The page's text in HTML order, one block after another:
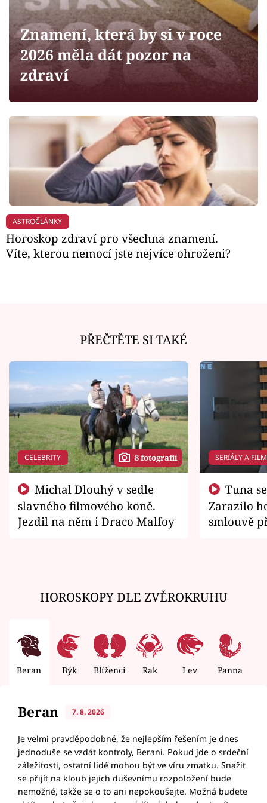
Sledujte prima+
Filmový festival Karlovy Vary
Mámy sobě
Přihlášení
Sledujte nás
Znamení, která by si v roce
2026 měla dát pozor na
zdraví
ASTROČLÁNKY
Horoskop zdraví pro všechna znamení.
Víte, kterou nemocí jste nejvíce ohroženi?
PŘEČTĚTE SI TAKÉ
CELEBRITY 8 fotografií
slavného filmového koně.
Jezdil na něm i Draco Malfoy
SERIÁLY A
Zarazilo
smlouvě
HOROSKOPY DLE ZVĚROKRUHU
Beran Býk Blíženci Rak Lev Panna
Beran 7. 8. 2026
Je velmi pravděpodobné, že nejlepším řešením je dnes
jednoduše se vzdát kontroly, Berani. Pokud jde o srdeční
záležitosti, ostatní lidé mohou být ve víru zmatku. Snažit
se přijít na kloub jejich duševnímu rozpoložení bude
nemožné, takže se o to ani nepokoušejte. Možná budete